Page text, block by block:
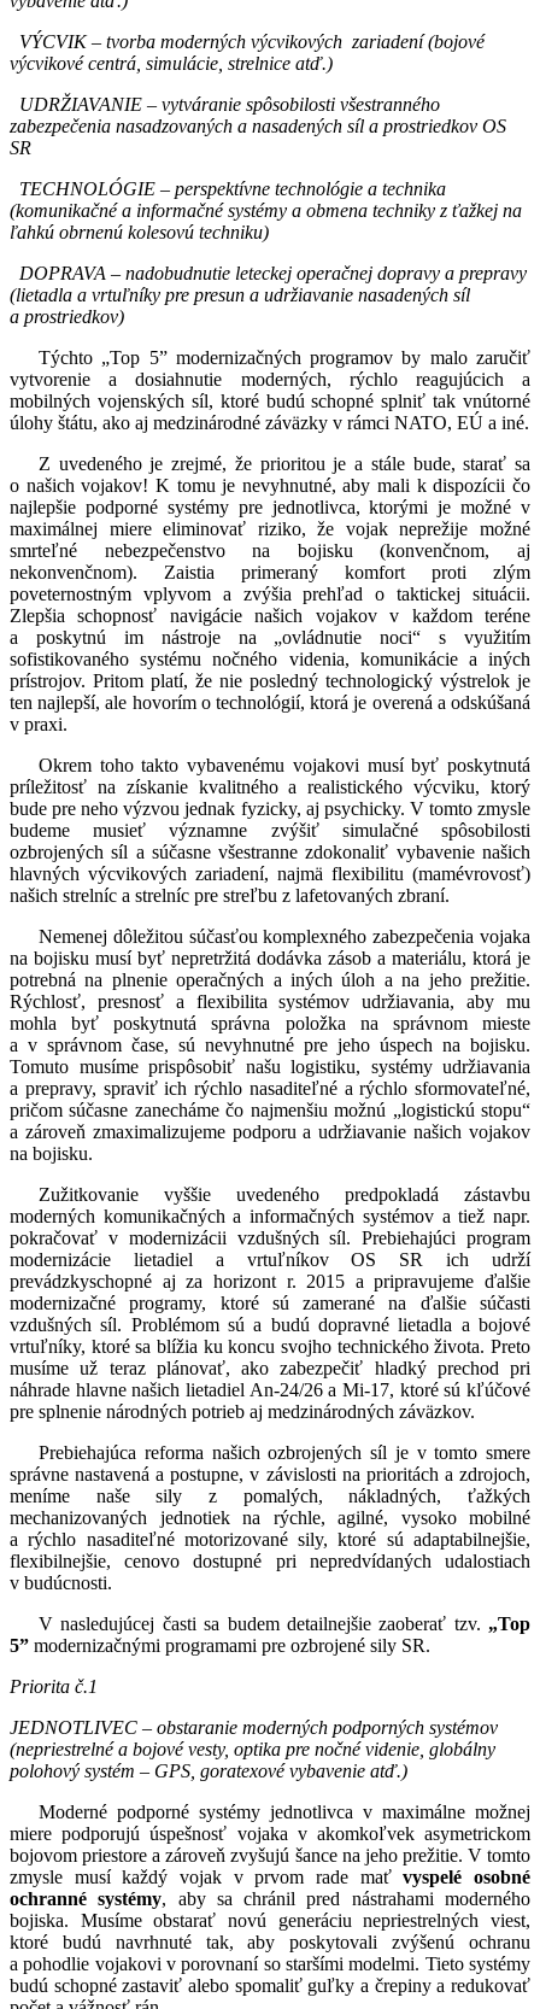
VÝCVIK – tvorba moderných výcvikových zariadení (bojové
výcvikové centrá, simulácie, strelnice atď.)
UDRŽIAVANIE – vytváranie spôsobilosti všestranného
zabezpečenia nasadzovaných a nasadených síl a prostriedkov OS
SR
TECHNOLÓGIE – perspektívne technológie a technika
(komunikačné a informačné systémy a obmena techniky z ťažkej na
ľahkú obrnenú kolesovú techniku)
DOPRAVA – nadobudnutie leteckej operačnej dopravy a prepravy
(lietadla a vrtuľníky pre presun a udržiavanie nasadených síl
a prostriedkov)
Týchto „Top 5” modernizačných programov by malo zaručiť
vytvorenie a dosiahnutie moderných, rýchlo reagujúcich a
mobilných vojenských síl, ktoré budú schopné splniť tak vnútorné
úlohy štátu, ako aj medzinárodné záväzky v rámci NATO, EÚ a iné.
Z uvedeného je zrejmé, že prioritou je a stále bude, starať sa
o našich vojakov! K tomu je nevyhnutné, aby mali k dispozícii čo
najlepšie podporné systémy pre jednotlivca, ktorými je možné v
maximálnej miere eliminovať riziko, že vojak neprežije možné
smrteľné nebezpečenstvo na bojisku (konvenčnom, aj
nekonvenčnom). Zaistia primeraný komfort proti zlým
poveternostným vplyvom a zvýšia prehľad o taktickej situácii.
Zlepšia schopnosť navigácie našich vojakov v každom teréne
a poskytnú im nástroje na „ovládnutie noci“ s využitím
sofistikovaného systému nočného videnia, komunikácie a iných
prístrojov. Pritom platí, že nie posledný technologický výstrelok je
ten najlepší, ale hovorím o technológií, ktorá je overená a odskúšaná
v praxi.
Okrem toho takto vybavenému vojakovi musí byť poskytnutá
príležitosť na získanie kvalitného a realistického výcviku, ktorý
bude pre neho výzvou jednak fyzicky, aj psychicky. V tomto zmysle
budeme musieť významne zvýšiť simulačné spôsobilosti
ozbrojených síl a súčasne všestranne zdokonaliť vybavenie našich
hlavných výcvikových zariadení, najmä flexibilitu (mamévrovosť)
našich strelníc a strelníc pre streľbu z lafetovaných zbraní.
Nemenej dôležitou súčasťou komplexného zabezpečenia vojaka
na bojisku musí byť nepretržitá dodávka zásob a materiálu, ktorá je
potrebná na plnenie operačných a iných úloh a na jeho prežitie.
Rýchlosť, presnosť a flexibilita systémov udržiavania, aby mu
mohla byť poskytnutá správna položka na správnom mieste
a v správnom čase, sú nevyhnutné pre jeho úspech na bojisku.
Tomuto musíme prispôsobiť našu logistiku, systémy udržiavania
a prepravy, spraviť ich rýchlo nasaditeľné a rýchlo sformovateľné,
pričom súčasne zanecháme čo najmenšiu možnú „logistickú stopu“
a zároveň zmaximalizujeme podporu a udržiavanie našich vojakov
na bojisku.
Zužitkovanie vyššie uvedeného predpokladá zástavbu
moderných komunikačných a informačných systémov a tiež napr.
pokračovať v modernizácii vzdušných síl. Prebiehajúci program
modernizácie lietadiel a vrtuľníkov OS SR ich udrží
prevádzkyschopné aj za horizont r. 2015 a pripravujeme ďalšie
modernizačné programy, ktoré sú zamerané na ďalšie súčasti
vzdušných síl. Problémom sú a budú dopravné lietadla a bojové
vrtuľníky, ktoré sa blížia ku koncu svojho technického života. Preto
musíme už teraz plánovať, ako zabezpečiť hladký prechod pri
náhrade hlavne našich lietadiel An-24/26 a Mi-17, ktoré sú kľúčové
pre splnenie národných potrieb aj medzinárodných záväzkov.
Prebiehajúca reforma našich ozbrojených síl je v tomto smere
správne nastavená a postupne, v závislosti na prioritách a zdrojoch,
meníme naše sily z pomalých, nákladných, ťažkých
mechanizovaných jednotiek na rýchle, agilné, vysoko mobilné
a rýchlo nasaditeľné motorizované sily, ktoré sú adaptabilnejšie,
flexibilnejšie, cenovo dostupné pri nepredvídaných udalostiach
v budúcnosti.
V nasledujúcej časti sa budem detailnejšie zaoberať tzv. „Top
5” modernizačnými programami pre ozbrojené sily SR.
Priorita č.1
JEDNOTLIVEC – obstaranie moderných podporných systémov
(nepriestrelné a bojové vesty, optika pre nočné videnie, globálny
polohový systém – GPS, goratexové vybavenie atď.)
Moderné podporné systémy jednotlivca v maximálne možnej
miere podporujú úspešnosť vojaka v akomkoľvek asymetrickom
bojovom priestore a zároveň zvyšujú šance na jeho prežitie. V tomto
zmysle musí každý vojak v prvom rade maťvyspelé osobné
ochranné systémy, aby sa chránil pred nástrahami moderného
bojiska. Musíme obstarať novú generáciu nepriestrelných viest,
ktoré budú navrhnuté tak, aby poskytovali zvýšenú ochranu
a pohodlie vojakovi v porovnaní so staršími modelmi. Tieto systémy
budú schopné zastaviť alebo spomaliť guľky a črepiny a redukovať